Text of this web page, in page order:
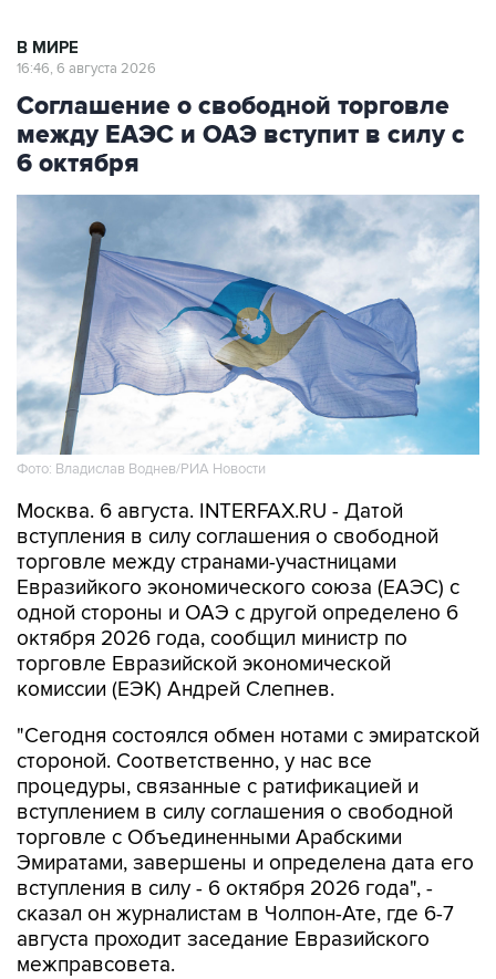
В МИРЕ
16:46, 6 августа 2026
Соглашение о свободной торговле
между ЕАЭС и ОАЭ вступит в силу с
6 октября
Фото: Владислав Воднев/РИА Новости
Москва. 6 августа. INTERFAX.RU - Датой
вступления в силу соглашения о свободной
торговле между странами-участницами
Евразийкого экономического союза (ЕАЭС) с
одной стороны и ОАЭ с другой определено 6
октября 2026 года, сообщил министр по
торговле Евразийской экономической
комиссии (ЕЭК) Андрей Слепнев.
"Сегодня состоялся обмен нотами с эмиратской
стороной. Соответственно, у нас все
процедуры, связанные с ратификацией и
вступлением в силу соглашения о свободной
торговле с Объединенными Арабскими
Эмиратами, завершены и определена дата его
вступления в силу - 6 октября 2026 года", -
сказал он журналистам в Чолпон-Ате, где 6-7
августа проходит заседание Евразийского
межправсовета.